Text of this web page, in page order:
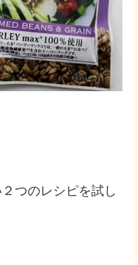
つのレシピを試し